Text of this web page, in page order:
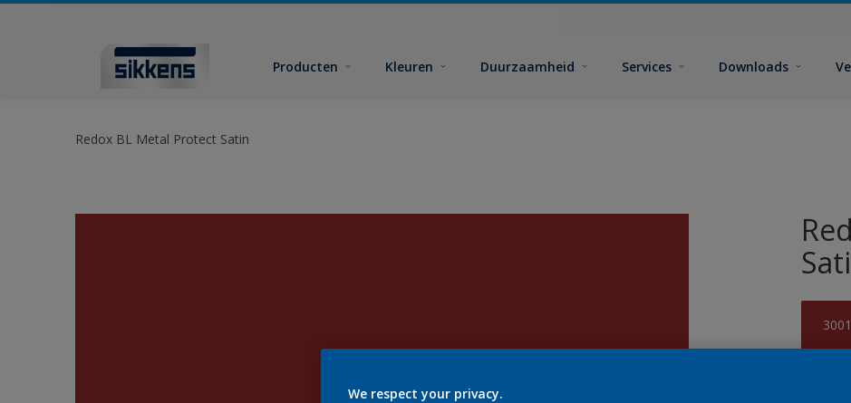
Producten Kleuren Duurzaamheid Services Downloads
Redox BL Metal Protect Satin
3001
We respect your privacy.